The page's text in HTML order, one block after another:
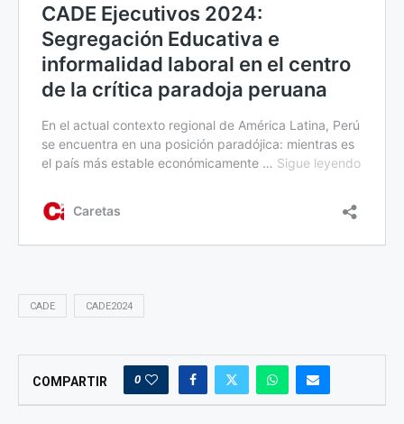
CADE CADE2024
COMPARTIR 0